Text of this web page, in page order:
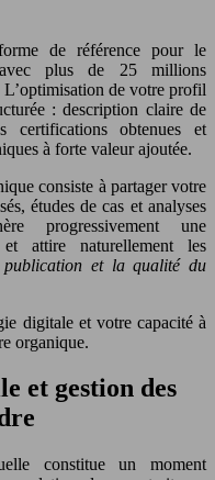
de référence pour le
avec plus de 25 millions
L’optimisation de votre profil
: description claire de
certifications obtenues et
à forte valeur ajoutée.
consiste à partager votre
études de cas et analyses
progressivement une
attire naturellement les
et la qualité du
digitale et votre capacité à
organique.
et gestion des
constitue un moment